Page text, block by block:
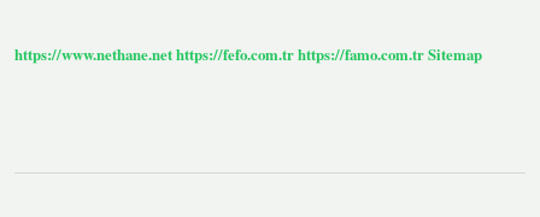
https://www.nethane.nethttps://fefo.com.trhttps://famo.com.trSitemap